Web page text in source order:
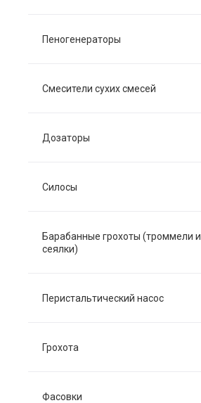
Пеногенераторы
Смесители сухих смесей
Дозаторы
Силосы
Барабанные грохоты (троммели и
сеялки)
Перистальтический насос
Грохота
Фасовки